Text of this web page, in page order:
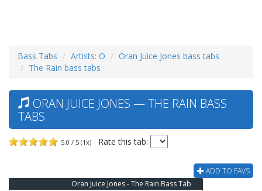
Bass Tabs Artists: O
Oran Juice Jones bass tabs
The Rain bass tabs
ORAN JUICE JONES — THE RAIN BASS
TABS
5.0 / 5 (1x) Rate this tab:
ADD TO FAVS
Oran Juice Jones - The Rain Bass Tab